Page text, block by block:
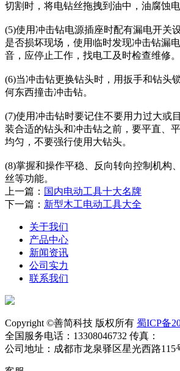
切割时，将电钻丝拖拽到油中，油腐蚀电
(5)使用冲击钻电源插座时配有漏电开关
是否损坏现场，使用临时发现冲击钻漏
音，应停止工作，找电工及时检查维修。
(6)当冲击钻更换钻头时，用扳手和钻头
何东西撞击冲击钻。
(7)使用冲击钻时要记住不要用力过大或
装合适的钻头和冲击钻之前，要平直、
均匀，不要强行使用大钻头。
(8)掌握和操作平稳、反向转向控制机构
丝等功能。
上一篇： 国内电动工具十大名牌
下一篇： 新型木工电动工具大全
关于我们
产品中心
新闻资讯
公司实力
联系我们
Copyright ©善简科技 版权所有 蜀ICP备
全国服务电话：13308046732 传真：
公司地址：成都市龙泉驿区星光西路115